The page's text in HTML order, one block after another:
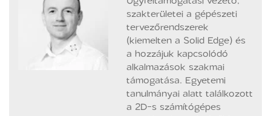
szakterületei a gépészeti
tervezőrendszerek
(kiemelten a Solid Edge) és
a hozzájuk kapcsolódó
alkalmazások szakmai
támogatása. Egyetemi
tanulmányai alatt találkozott
a 2D-s számítógépes